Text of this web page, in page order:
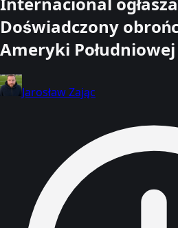
Doświadczony
Ameryki Południowej
Jarosław Zając